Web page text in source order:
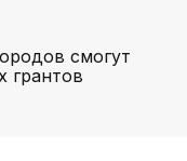
смогут
грантов